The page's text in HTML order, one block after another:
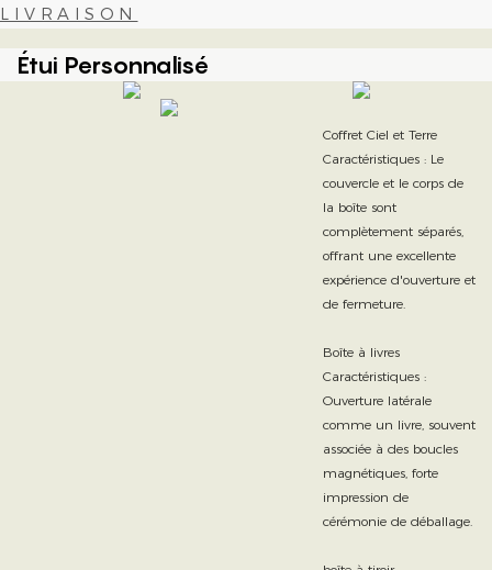
LIVRAISON
Étui Personnalisé
Coffret Ciel et Terre
Caractéristiques : Le
couvercle et le corps de
la boîte sont
complètement séparés,
offrant une excellente
expérience d'ouverture et
de fermeture.
Boîte à livres
Caractéristiques :
Ouverture latérale
comme un livre, souvent
associée à des boucles
magnétiques, forte
impression de
cérémonie de déballage.